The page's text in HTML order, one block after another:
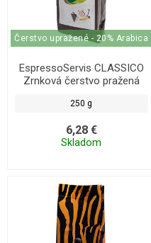
Čerstvo upražené - 20% Arabica
EspressoServis CLASSICO
Zrnková čerstvo pražená
250 g
6,28 €
Skladom